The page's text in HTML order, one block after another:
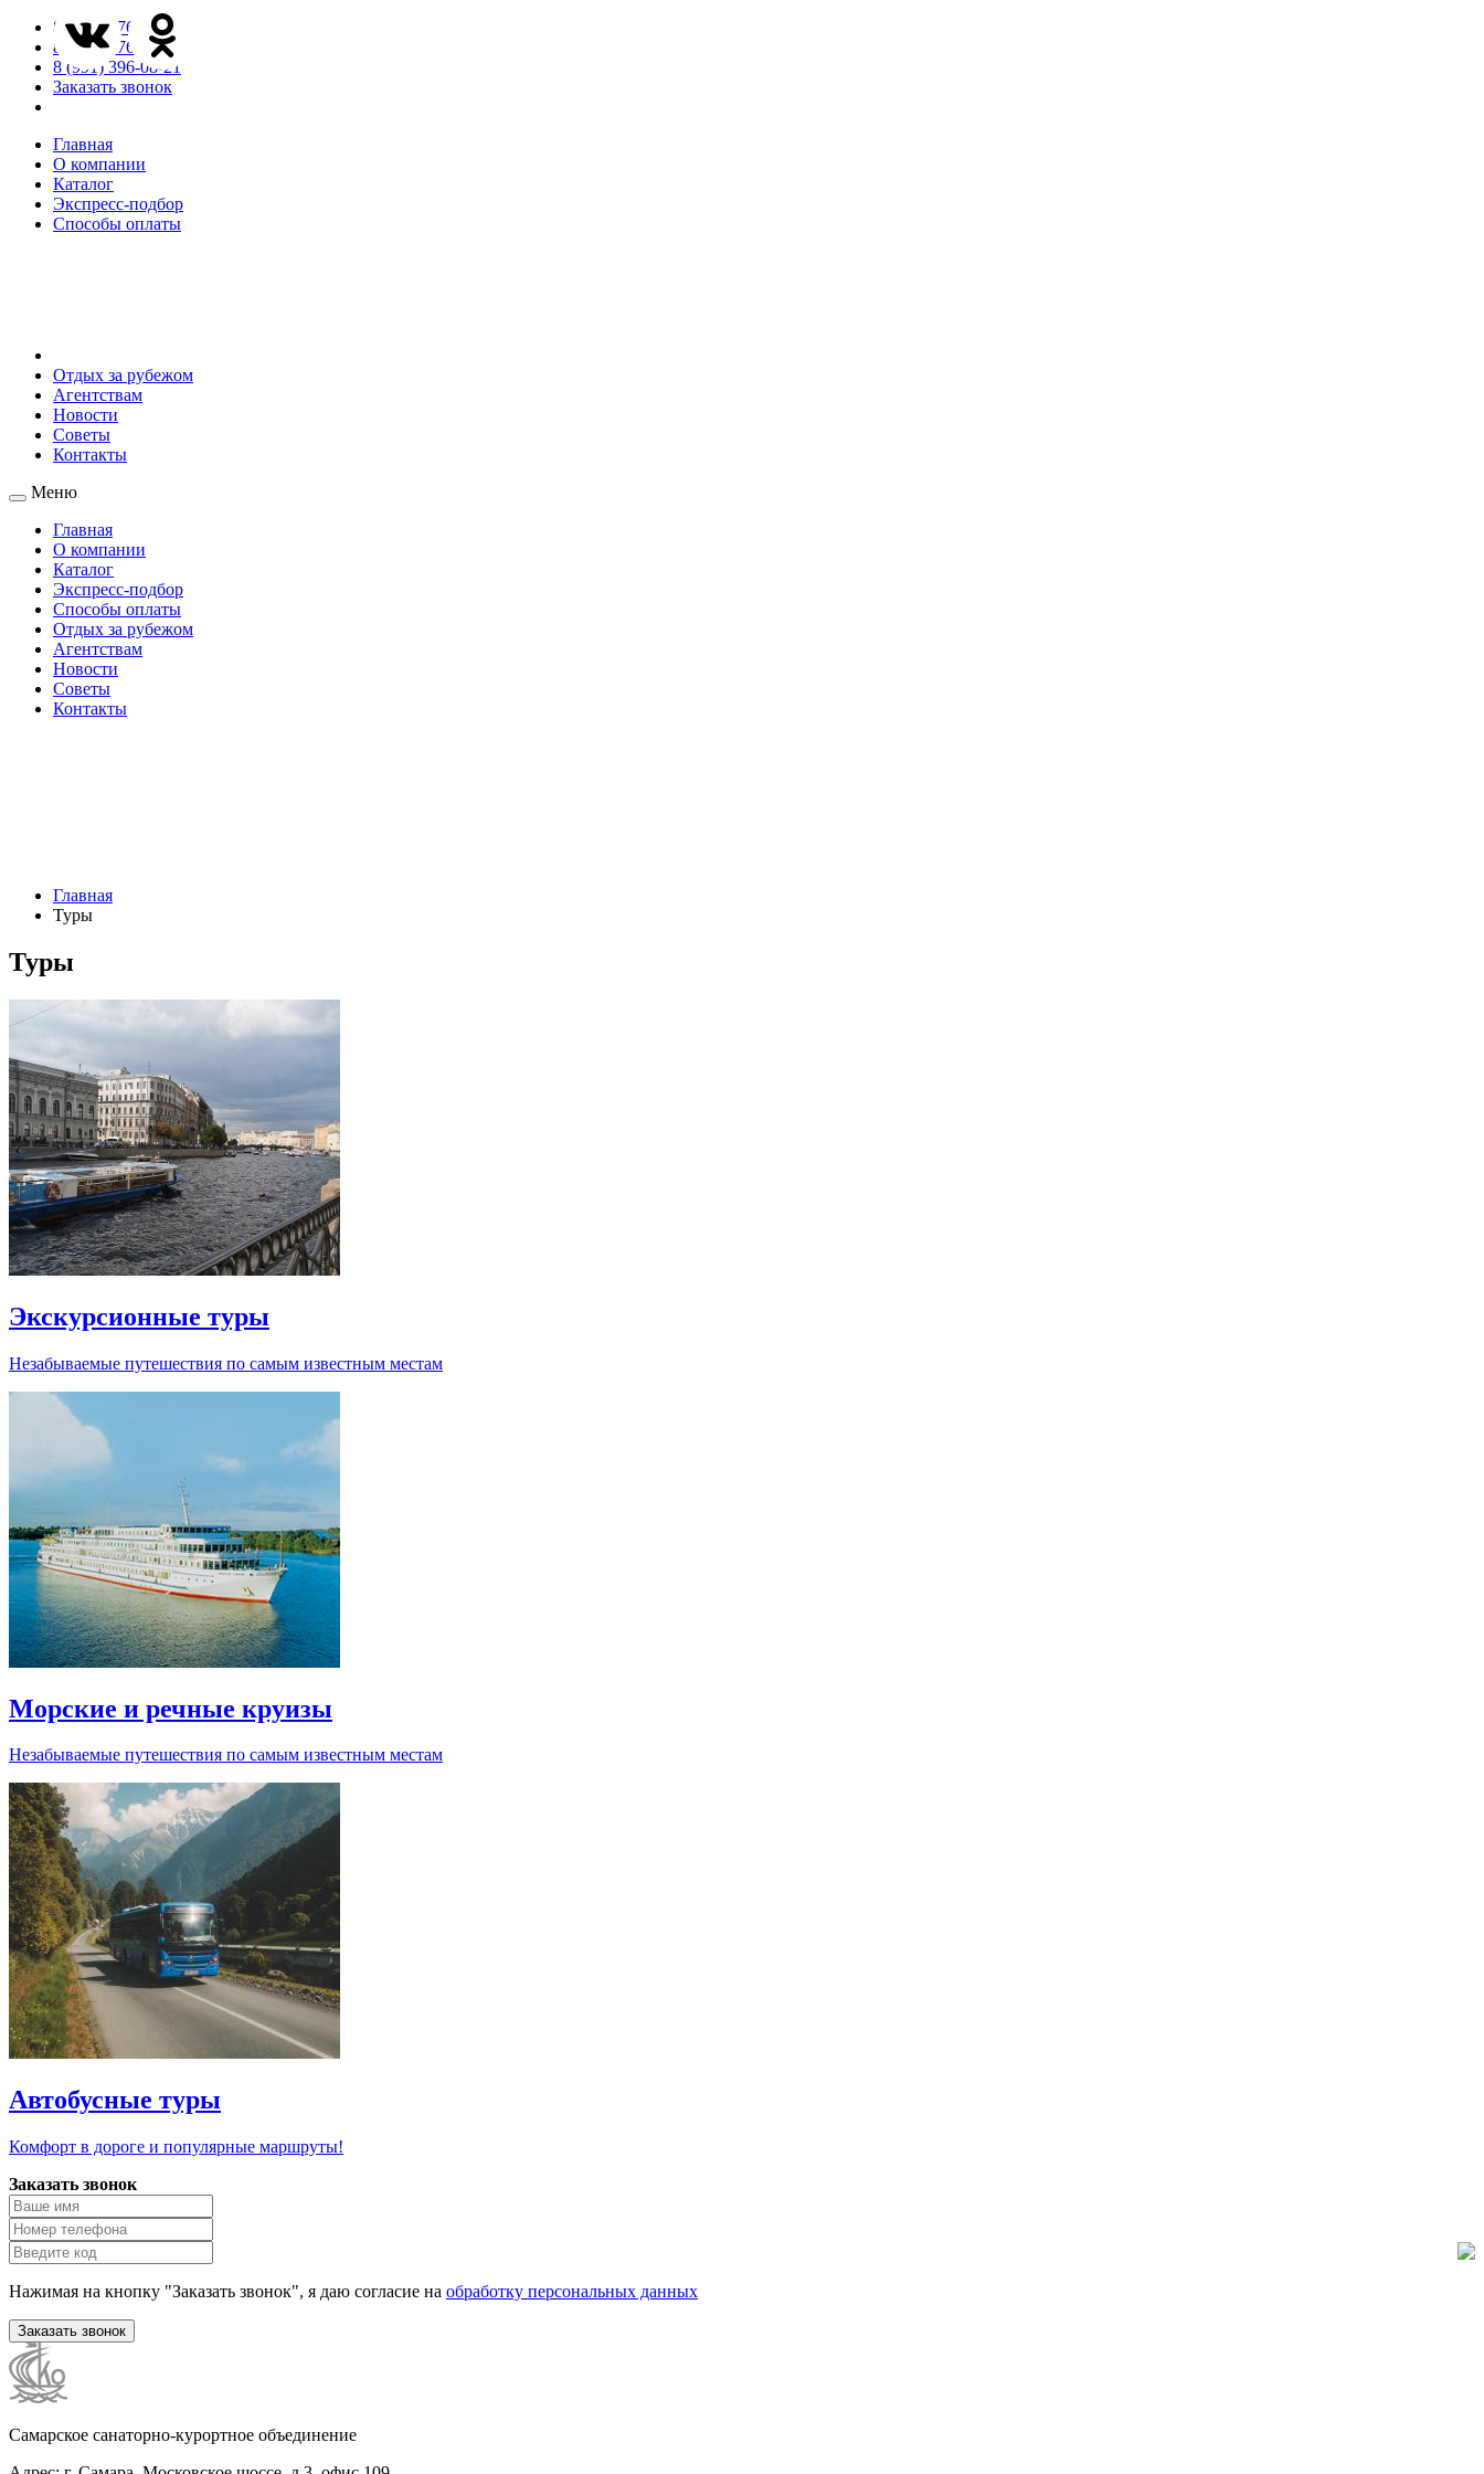
8 (846) 276-85-65
8 (846) 276-85-66
8 (991) 396-08-21
Заказать звонок
Главная
О компании
Каталог
Экспресс-подбор
Способы оплаты
Отдых за рубежом
Агентствам
Новости
Советы
Контакты
Меню
Главная
О компании
Каталог
Экспресс-подбор
Способы оплаты
Отдых за рубежом
Агентствам
Новости
Советы
Контакты
Главная
Туры
Туры
Экскурсионные туры
Незабываемые путешествия по самым известным местам
Морские и речные круизы
Незабываемые путешествия по самым известным местам
Автобусные туры
Комфорт в дороге и популярные маршруты!
Заказать звонок
Нажимая на кнопку "Заказать звонок", я даю согласие на обработку персональных данных
Заказать звонок
Самарское санаторно-курортное объединение